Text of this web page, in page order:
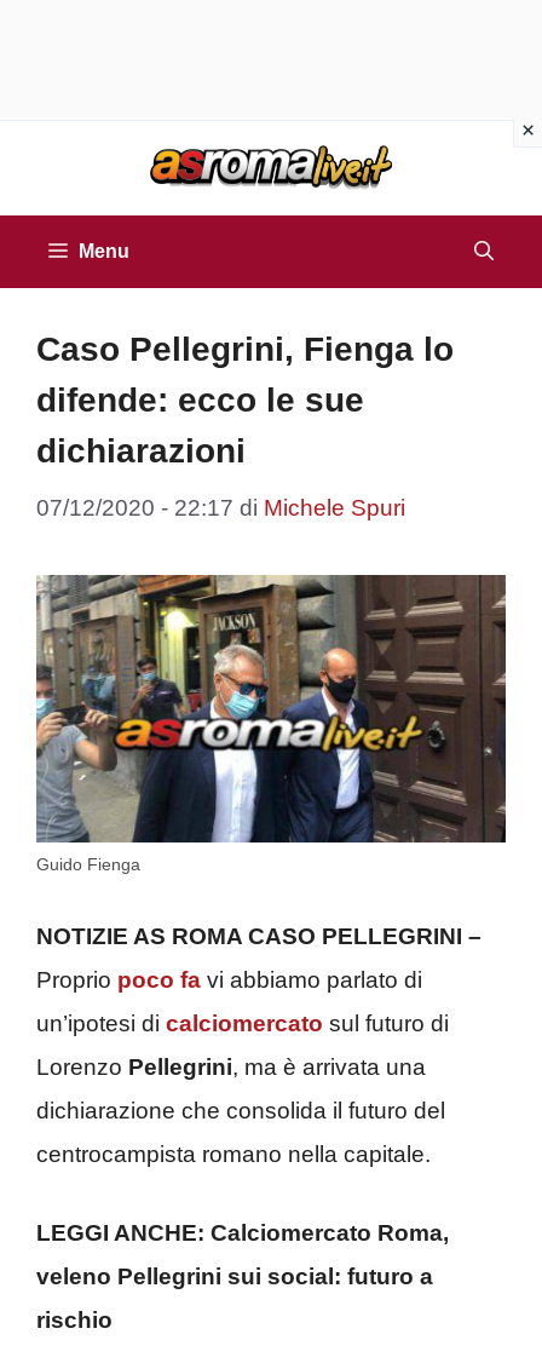
Menu
Caso Pellegrini, Fienga lo
difende: ecco le sue
dichiarazioni
07/12/2020 - 22:17 di Michele Spuri
Guido Fienga
NOTIZIE AS ROMA CASO PELLEGRINI –
Proprio poco fa vi abbiamo parlato di
un’ipotesi di calciomercato sul futuro di
Lorenzo Pellegrini, ma è arrivata una
dichiarazione che consolida il futuro del
centrocampista romano nella capitale.
LEGGI ANCHE: Calciomercato Roma,
veleno Pellegrini sui social: futuro a
rischio